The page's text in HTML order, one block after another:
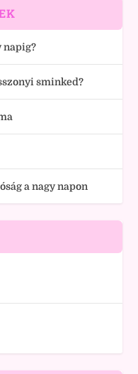
napig?
sminked?
a nagy napon